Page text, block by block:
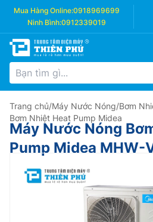
Mua Hàng Online:0918969699
Ninh Bình:0912339019
Trang chủ/Máy Nước Nóng/Bơm
Bơm Nhiệt Heat Pump Midea
Máy Nước Nóng
Pump Midea MHW-